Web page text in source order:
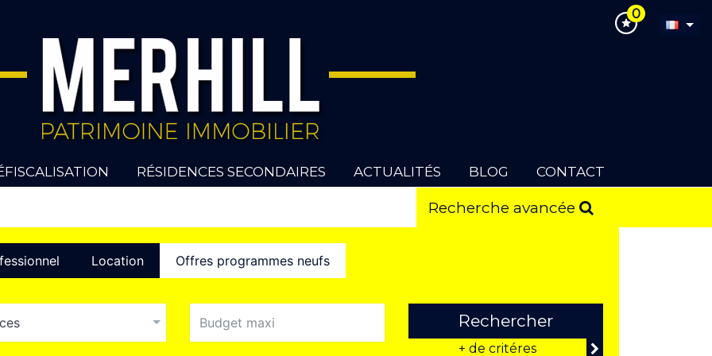
0
RÉSIDENCES SECONDAIRES ACTUALITÉS BLOG CONTACT
Recherche avancée
Location Offres programmes neufs
Rechercher
+ de critéres